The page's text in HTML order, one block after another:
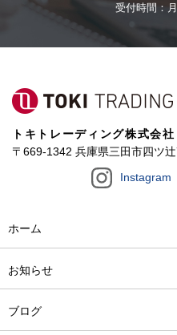
受付時間：
トキトレーディング株式会社
〒669-1342 兵庫県三田市四ツ
Instagram
ホーム
お知らせ
ブログ